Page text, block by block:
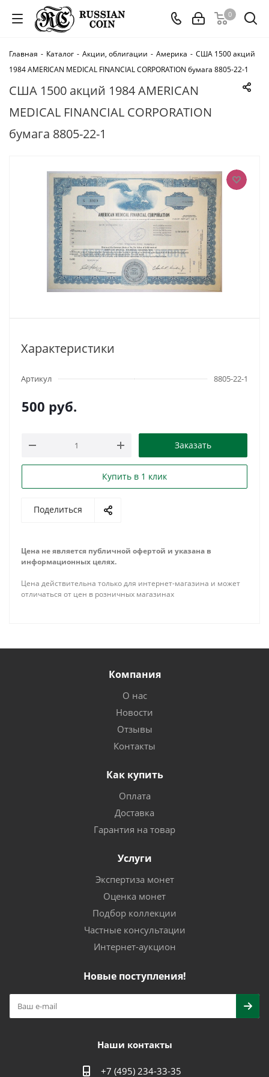
0
Главная - Каталог - Акции, облигации - Америка - США 1500 акций
1984 AMERICAN MEDICAL FINANCIAL CORPORATION бумага 8805-22-1
США 1500 акций 1984 AMERICAN
MEDICAL FINANCIAL CORPORATION
бумага 8805-22-1
Характеристики
Артикул 8805-22-1
500 руб.
Заказать
Купить в 1 клик
Поделиться
Цена не является публичной офертой и указана в
информационных целях.
Цена действительна только для интернет-магазина и может
отличаться от цен в розничных магазинах
Компания
О нас
Новости
Отзывы
Контакты
Как купить
Оплата
Доставка
Гарантия на товар
Услуги
Экспертиза монет
Оценка монет
Подбор коллекции
Частные консультации
Интернет-аукцион
Новые поступления!
Наши контакты
+7 (495) 234-33-35